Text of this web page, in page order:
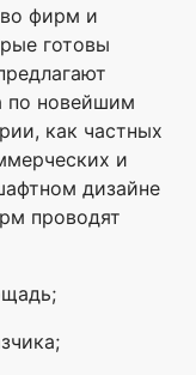
фирм и
готовы
по новейшим
как частных
и
дизайне
проводят